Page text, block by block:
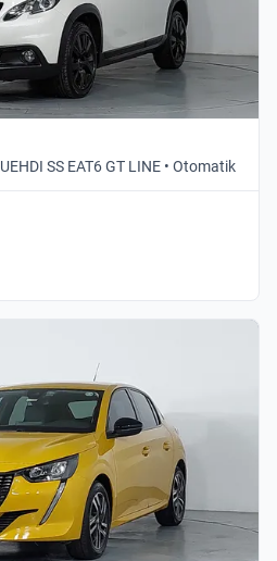
SS EAT6 GT LINE • Otomatik